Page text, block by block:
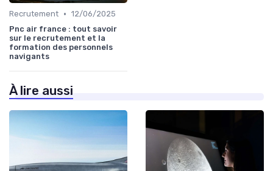
Recrutement • 12/06/2025
Pnc air france : tout savoir
sur le recrutement et la
formation des personnels
navigants
À lire aussi